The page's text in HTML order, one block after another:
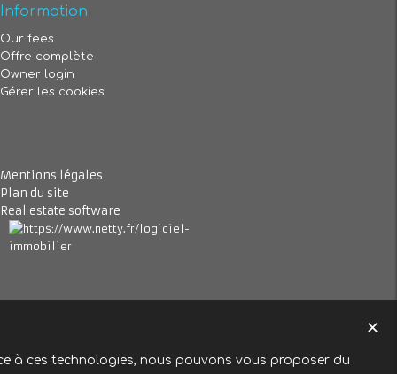
Information
Our fees
Offre complète
Owner login
Gérer les cookies
Mentions légales
Plan du site
Real estate software
✕
à ces technologies, nous pouvons vous proposer du